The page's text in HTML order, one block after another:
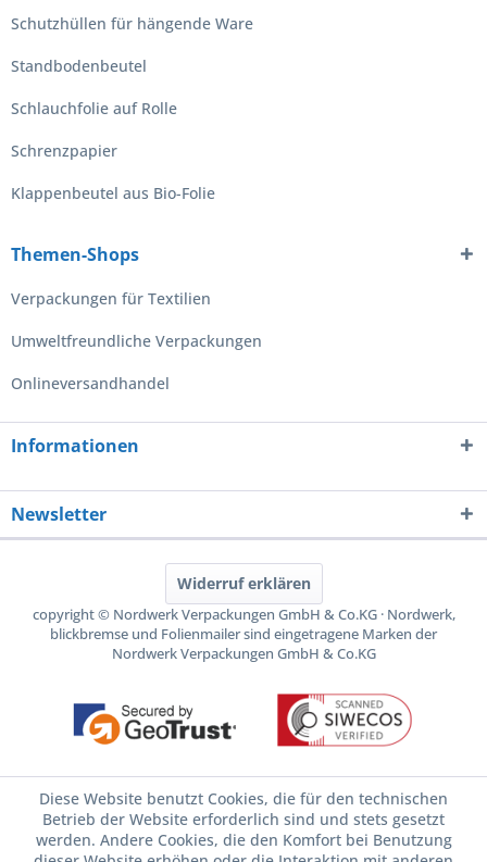
Schutzhüllen für hängende Ware
Standbodenbeutel
Schlauchfolie auf Rolle
Schrenzpapier
Klappenbeutel aus Bio-Folie
Themen-Shops
Verpackungen für Textilien
Umweltfreundliche Verpackungen
Onlineversandhandel
Informationen
Newsletter
Widerruf erklären
copyright © Nordwerk Verpackungen GmbH & Co.KG · Nordwerk,
blickbremse und Folienmailer sind eingetragene Marken der
Nordwerk Verpackungen GmbH & Co.KG
Diese Website benutzt Cookies, die für den technischen
Betrieb der Website erforderlich sind und stets gesetzt
werden. Andere Cookies, die den Komfort bei Benutzung